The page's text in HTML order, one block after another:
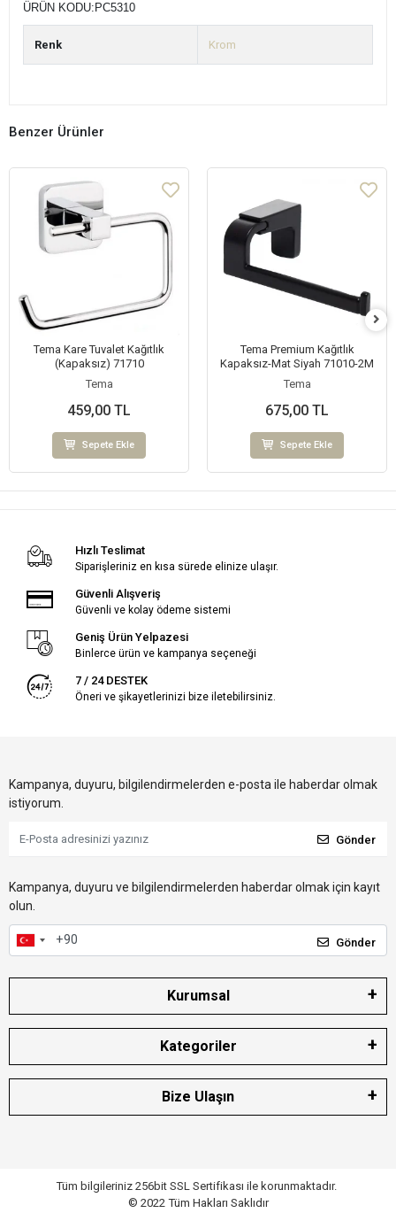
ÜRÜN KODU: PC5310
Renk Krom
Benzer Ürünler
Tema Kare Tuvalet Kağıtlık
(Kapaksız) 71710
Tema
459,00 TL
Sepete Ekle
Tema Premium Kağıtlık
Kapaksız-Mat Siyah 71010-2M
Tema
675,00 TL
Sepete Ekle
Hızlı Teslimat
Siparişleriniz en kısa sürede elinize ulaşır.
Güvenli Alışveriş
Güvenli ve kolay ödeme sistemi
Geniş Ürün Yelpazesi
Binlerce ürün ve kampanya seçeneği
7 / 24 DESTEK
Öneri ve şikayetlerinizi bize iletebilirsiniz.
Kampanya, duyuru, bilgilendirmelerden e-posta ile haberdar olmak
istiyorum.
Gönder
Kampanya, duyuru ve bilgilendirmelerden haberdar olmak için kayıt
olun.
Gönder
Kurumsal
Kategoriler
Bize Ulaşın
Tüm bilgileriniz 256bit SSL Sertifikası ile korunmaktadır.
© 2022 Tüm Hakları Saklıdır